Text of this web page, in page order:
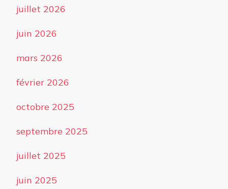
juillet 2026
juin 2026
mars 2026
février 2026
octobre 2025
septembre 2025
juillet 2025
juin 2025